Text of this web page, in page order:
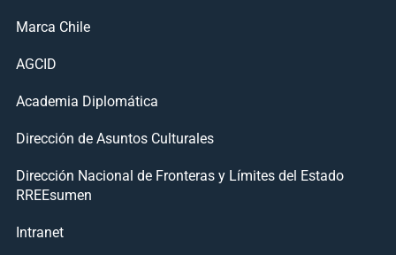
Marca Chile
AGCID
Academia Diplomática
Dirección de Asuntos Culturales
Dirección Nacional de Fronteras y Límites del Estado
RREEsumen
Intranet